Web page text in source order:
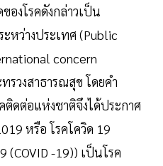
องโรคดังกล่าวเป็น
หว่างประเทศ (Public
concern
รวงสาธารณสุข โดยคำ
ดต่อแห่งชาติจึงได้ประกาศ
หรือ โรคโควิด 19
(COVID -19)) เป็นโรค